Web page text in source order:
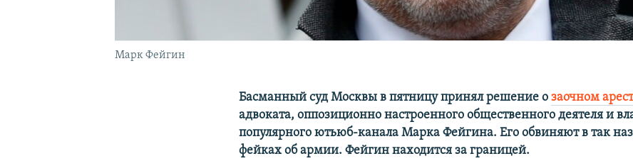
Марк Фейгин
Басманный суд Москвы в пятницу принял решение озаочном
адвоката, оппозиционно настроенного общественного деятеля и
популярного ютьюб-канала Марка Фейгина. Его обвиняют в так
фейках об армии. Фейгин находится за границей.